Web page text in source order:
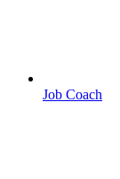
Job Coach